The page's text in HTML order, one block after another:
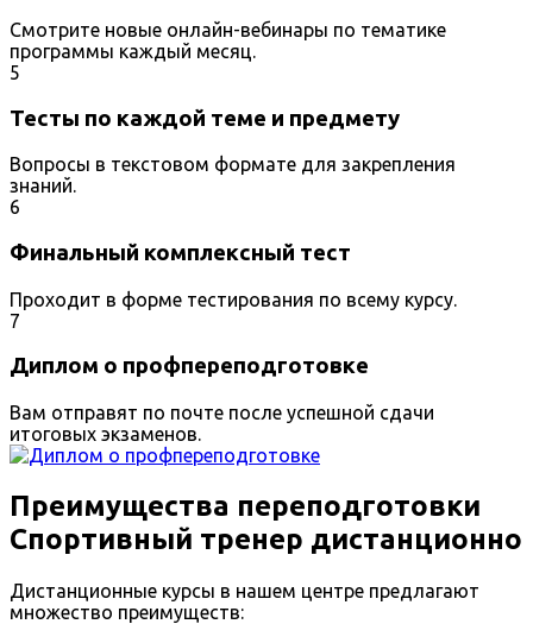
Смотрите новые онлайн-вебинары по тематике
программы каждый месяц.
5
Тесты по каждой теме и предмету
Вопросы в текстовом формате для закрепления
знаний.
6
Финальный комплексный тест
Проходит в форме тестирования по всему курсу.
7
Диплом о профпереподготовке
Вам отправят по почте после успешной сдачи
итоговых экзаменов.
Преимущества переподготовки
Спортивный тренер дистанционно
Дистанционные курсы в нашем центре предлагают
множество преимуществ: